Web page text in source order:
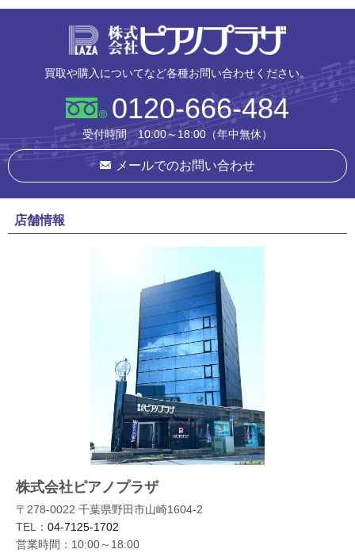
買取や購入についてなど各種お問い合わせください。
0120-666-484
受付時間 10:00～18:00（年中無休）
メールでのお問い合わせ
店舗情報
株式会社ピアノプラザ
〒278-0022 千葉県野田市山崎1604-2
TEL： 04-7125-1702
営業時間：10:00～18:00